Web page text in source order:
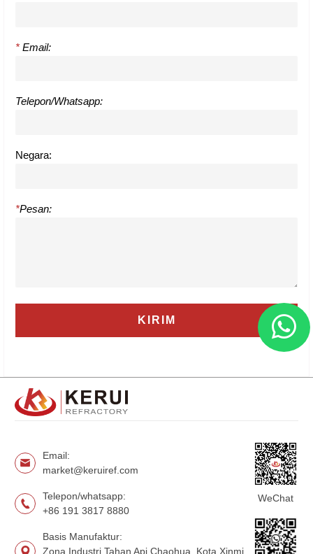
* Email:
Telepon/Whatsapp:
Negara:
*Pesan:
Email:
market@keruiref.com
Telepon/whatsapp:
+86 191 3817 8880
Basis Manufaktur:
Zona Industri Tahan Api Chaohua, Kota Xinmi,
WeChat